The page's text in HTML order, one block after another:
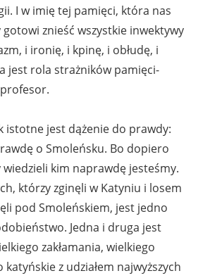
I w imię tej pamięci, która nas
znieść wszystkie inwektywy
i ironię, i kpinę, i obłudę, i
jest rola strażników pamięci-
profesor.
istotne jest dążenie do prawdy:
o Smoleńsku. Bo dopiero
kim naprawdę jesteśmy.
którzy zginęli w Katyniu i losem
pod Smoleńskiem, jest jedno
Jedna i druga jest
zakłamania, wielkiego
katyńskie z udziałem najwyższych